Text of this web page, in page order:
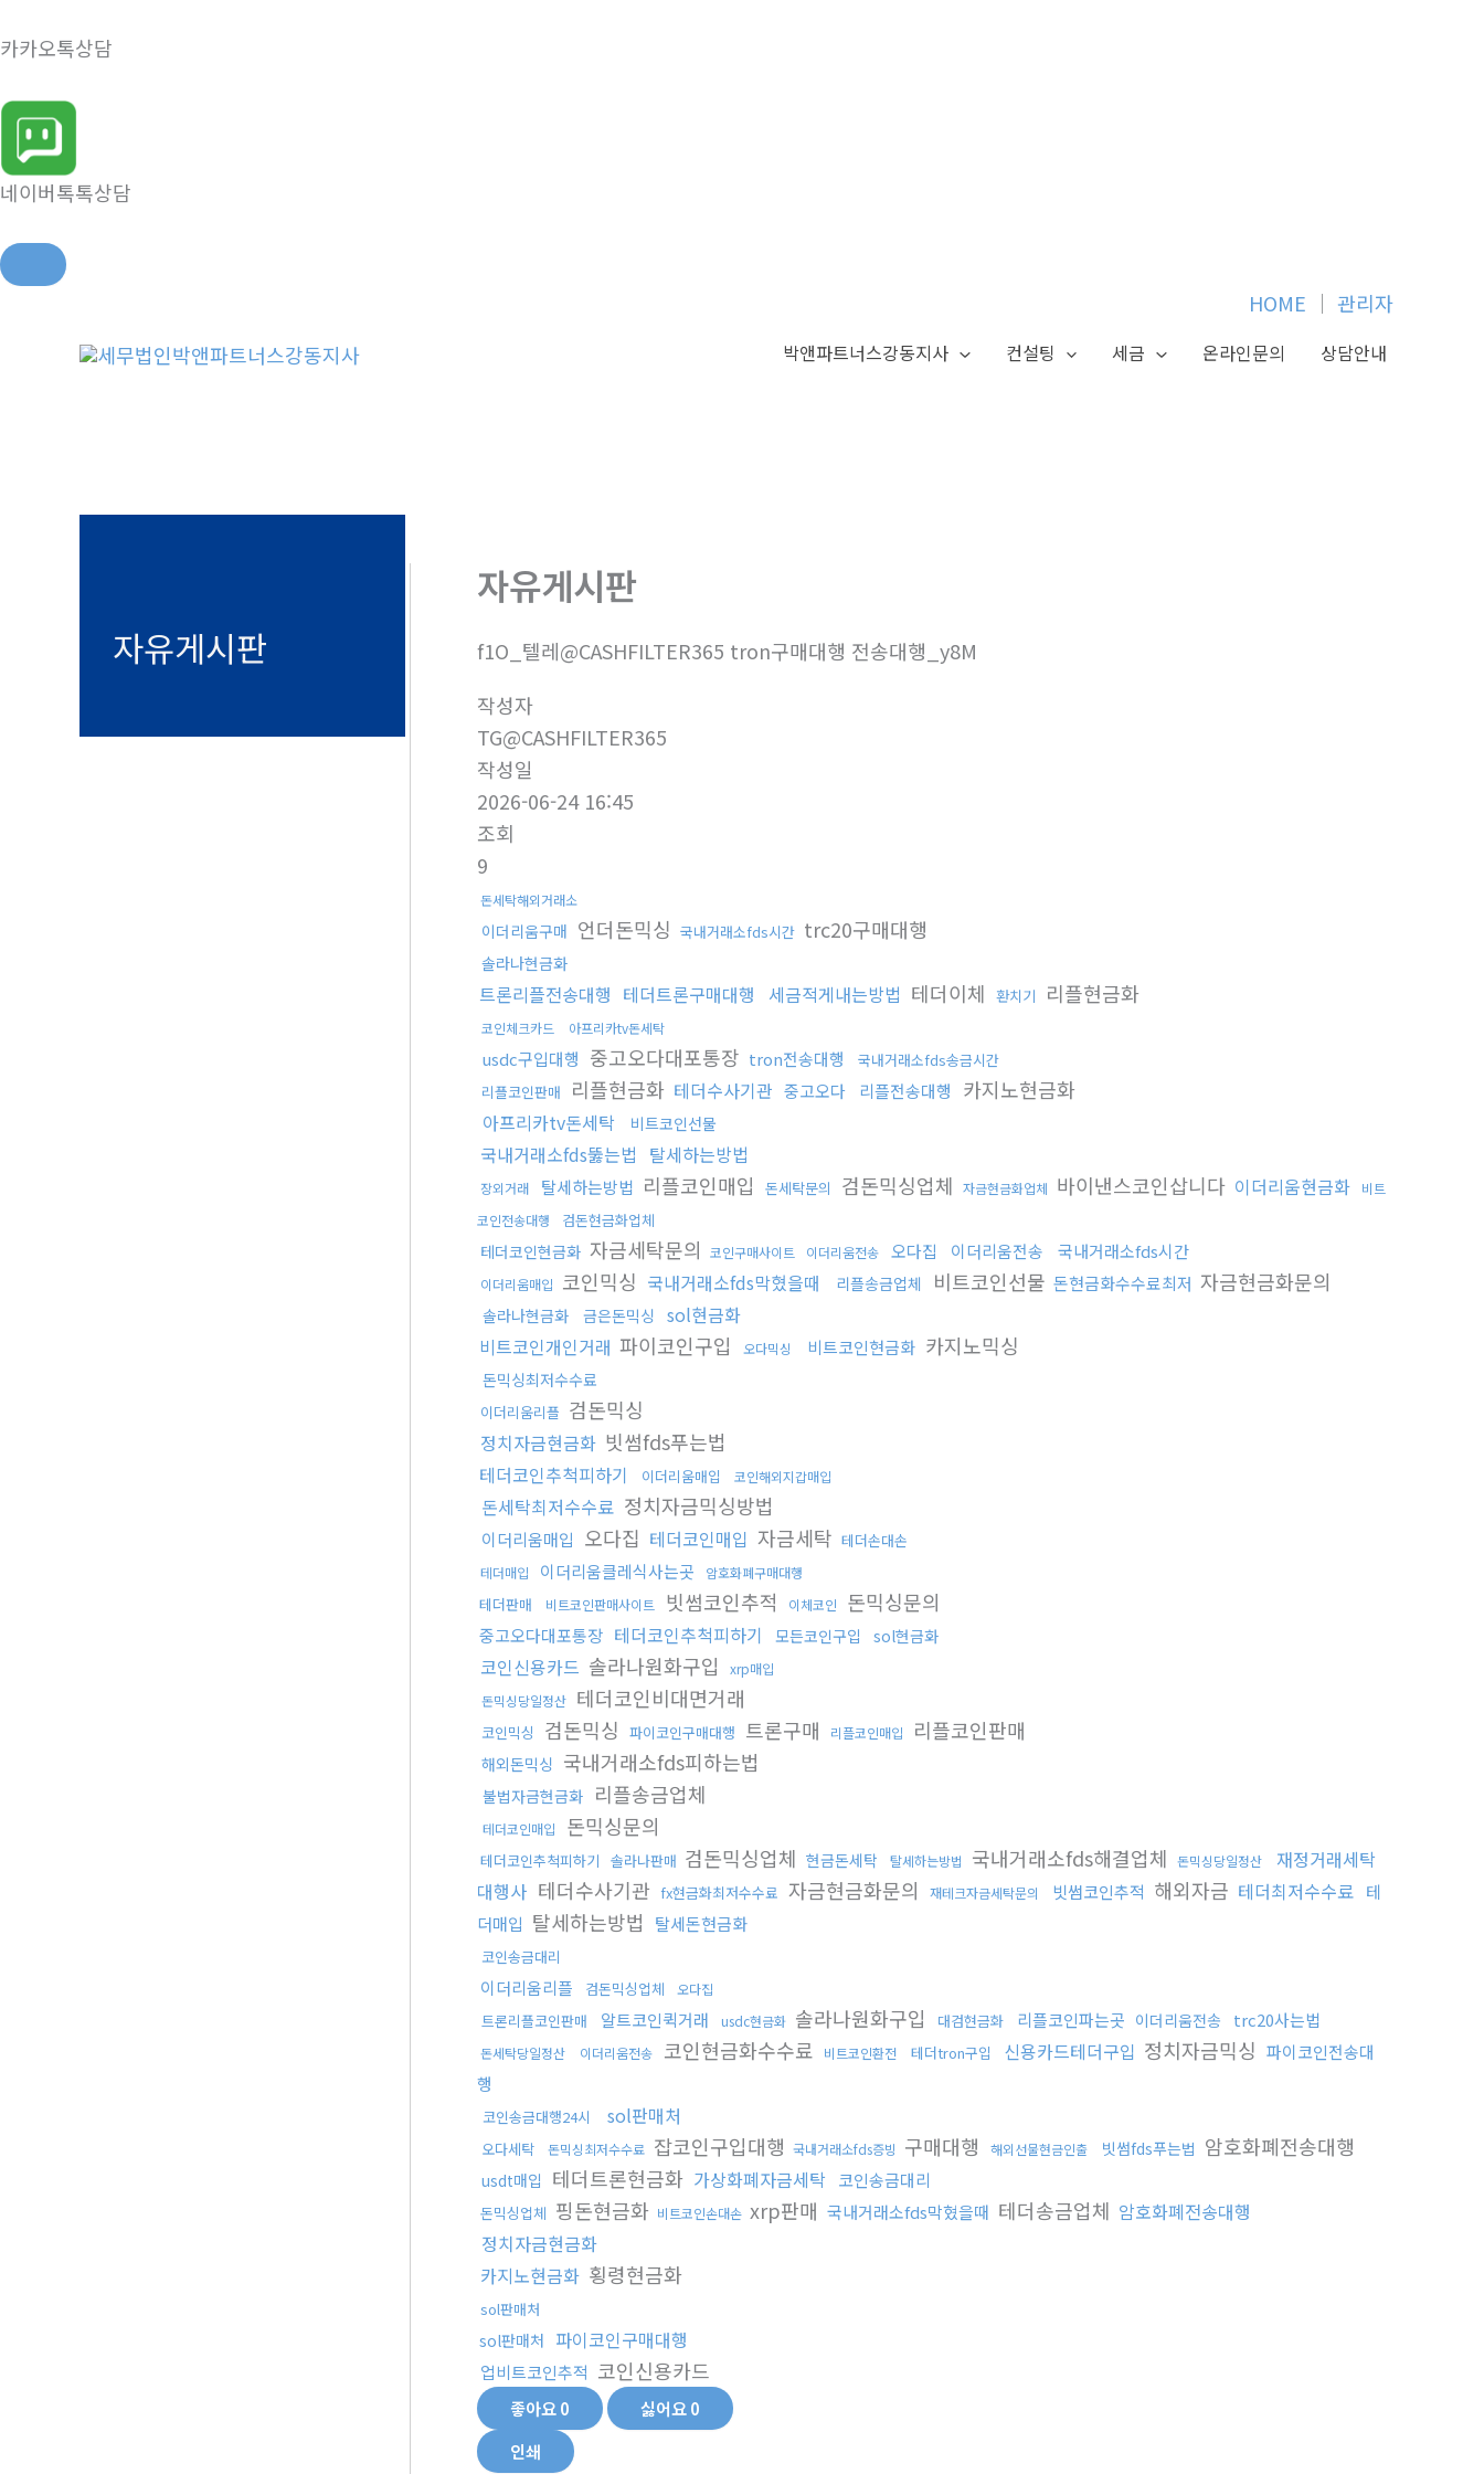
카카오톡상담
네이버톡톡상담
HOME │ 관리자
박앤파트너스강동지사 컨설팅 세금 온라인문의 상담안내
자유게시판
자유게시판
f1O_텔레@CASHFILTER365 tron구매대행 전송대행_y8M
작성자
TG@CASHFILTER365
작성일
2026-06-24 16:45
조회
9
돈세탁해외거래소
이더리움구매 언더돈믹싱 국내거래소fds시간 trc20구매대행
솔라나현금화
트론리플전송대행 테더트론구매대행 세금적게내는방법 테더이체 환치기 리플현금화
코인체크카드 아프리카tv돈세탁
usdc구입대행 중고오다대포통장 tron전송대행
국내거래소fds송금시간
리플코인판매
리플현금화 테더수사기관 중고오다 리플전송대행 카지노현금화
아프리카tv돈세탁 비트코인선물
국내거래소fds뚫는법 탈세하는방법
장외거래 탈세하는방법 리플코인매입 돈세탁문의 검돈믹싱업체 자금현금화업체 바이낸스코인삽니다 이더리움현금화
비트
코인전송대행
검돈현금화업체
테더코인현금화 자금세탁문의 코인구매사이트 이더리움전송 오다집 이더리움전송 국내거래소fds시간
이더리움매입 코인믹싱 국내거래소fds막혔을때 리플송금업체 비트코인선물 돈현금화수수료최저 자금현금화문의
솔라나현금화 금은돈믹싱 sol현금화
비트코인개인거래 파이코인구입 오다믹싱 비트코인현금화 카지노믹싱
돈믹싱최저수수료
이더리움리플 검돈믹싱
정치자금현금화 빗썸fds푸는법
테더코인추척피하기 이더리움매입 코인해외지갑매입
돈세탁최저수수료 정치자금믹싱방법
이더리움매입 오다집 테더코인매입 자금세탁 테더손대손
테더매입 이더리움클레식사는곳 암호화폐구매대행
테더판매 비트코인판매사이트 빗썸코인추적 이체코인 돈믹싱문의
중고오다대포통장 테더코인추척피하기 모든코인구입 sol현금화
코인신용카드 솔라나원화구입
xrp매입
돈믹싱당일정산 테더코인비대면거래
코인믹싱 검돈믹싱 파이코인구매대행 트론구매 리플코인매입 리플코인판매
해외돈믹싱 국내거래소fds피하는법
불법자금현금화 리플송금업체
테더코인매입 돈믹싱문의
테더코인추척피하기 솔라나판매 검돈믹싱업체 현금돈세탁 탈세하는방법 국내거래소fds해결업체 돈믹싱당일정산
재정거래세탁
대행사 테더수사기관 fx현금화최저수수료 자금현금화문의 재테크자금세탁문의 빗썸코인추적 해외자금 테더최저수수료 테
더매입 탈세하는방법 탈세돈현금화
코인송금대리
이더리움리플 검돈믹싱업체 오다집
트론리플코인판매 알트코인퀵거래 usdc현금화 솔라나원화구입 대검현금화 리플코인파는곳 이더리움전송 trc20사는법
돈세탁당일정산 이더리움전송 코인현금화수수료 비트코인환전 테더tron구입 신용카드테더구입 정치자금믹싱 파이코인전송대
행
코인송금대행24시 sol판매처
오다세탁 돈믹싱최저수수료 잡코인구입대행 국내거래소fds증빙 구매대행 해외선물현금인출 빗썸fds푸는법 암호화폐전송대행
usdt매입 테더트론현금화 가상화폐자금세탁 코인송금대리
돈믹싱업체 핑돈현금화 비트코인손대손 xrp판매 국내거래소fds막혔을때 테더송금업체 암호화폐전송대행
정치자금현금화
카지노현금화 횡령현금화
sol판매처
sol판매처 파이코인구매대행
업비트코인추적 코인신용카드
좋아요0 싫어요0
인쇄